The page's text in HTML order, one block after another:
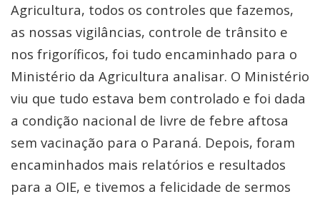
Agricultura, todos os controles que fazemos,
as nossas vigilâncias, controle de trânsito e
nos frigoríficos, foi tudo encaminhado para o
Ministério da Agricultura analisar. O Ministério
viu que tudo estava bem controlado e foi dada
a condição nacional de livre de febre aftosa
sem vacinação para o Paraná. Depois, foram
encaminhados mais relatórios e resultados
para a OIE, e tivemos a felicidade de sermos